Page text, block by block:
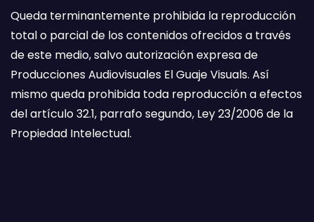
Queda terminantemente prohibida la reproducción
total o parcial de los contenidos ofrecidos a través
de este medio, salvo autorización expresa de
Producciones Audiovisuales El Guaje Visuals. Así
mismo queda prohibida toda reproducción a efectos
del artículo 32.1, parrafo segundo, Ley 23/2006 de la
Propiedad Intelectual.